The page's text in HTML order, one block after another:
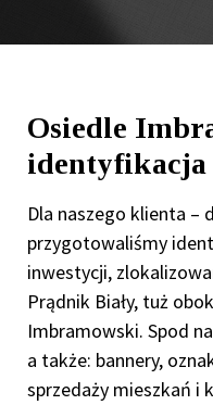
Osiedle
identyfikacja
Dla naszego klienta –
przygotowaliśmy
inwestycji,
Prądnik Biały, tuż
Imbramowski. Spod
a także: bannery,
sprzedaży mieszkań i